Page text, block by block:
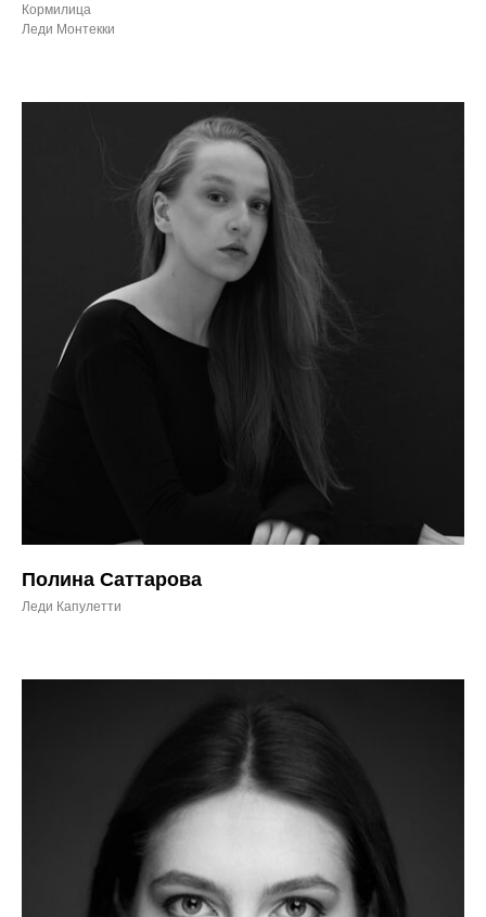
Кормилица
Леди Монтекки
Полина Саттарова
Леди Капулетти